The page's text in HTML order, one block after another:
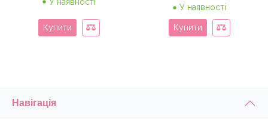
Купити
У наявності
Купити
Навігація